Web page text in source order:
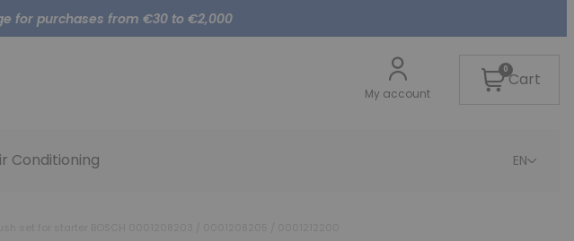
for purchases from €30 to €2,000
My account
0Cart
Conditioning EN